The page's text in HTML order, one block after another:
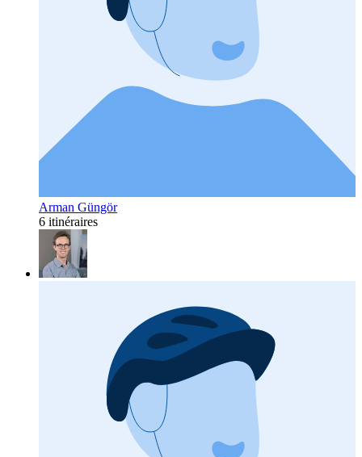
Arman Güngör
6 itinéraires